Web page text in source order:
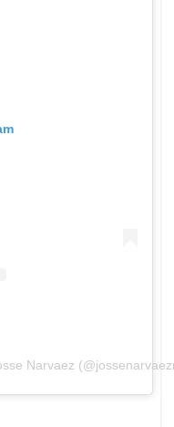
Narvaez